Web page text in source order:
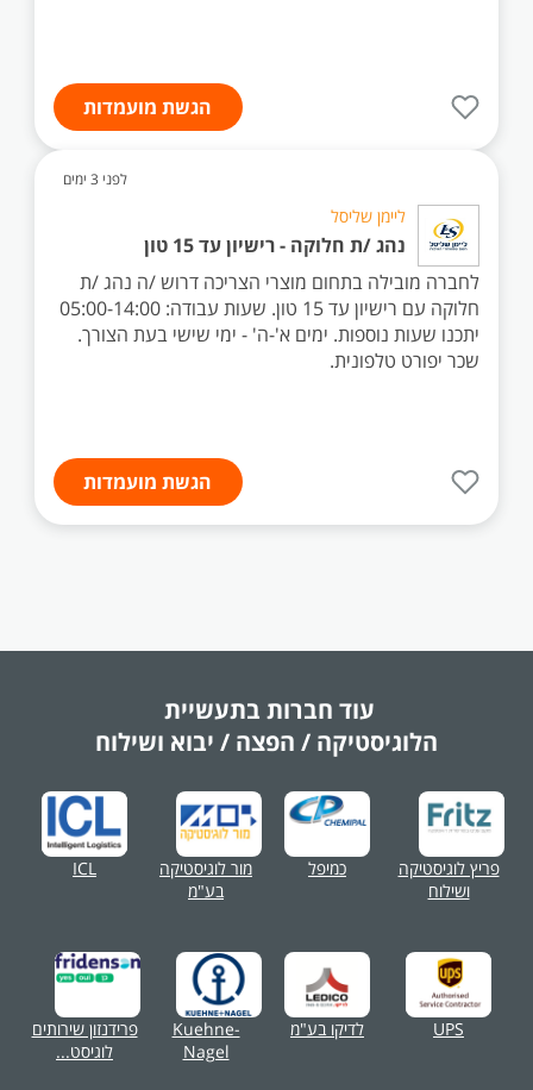
הגשת מועמדות
לפני 3 ימים
ליימן שליסל
נהג /ת חלוקה - רישיון עד 15 טון
לחברה מובילה בתחום מוצרי הצריכה דרוש /ה נהג /ת
חלוקה עם רישיון עד 15 טון. שעות עבודה: 05:00-14:00
יתכנו שעות נוספות. ימים א'-ה' - ימי שישי בעת הצורך.
שכר יפורט טלפונית.
הגשת מועמדות
עוד חברות בתעשיית
הלוגיסטיקה / הפצה / יבוא ושילוח
פריץ לוגיסטיקה
ושילוח
כמיפל
מור לוגיסטיקה
בע"מ
ICL
UPS לדיקו בע"מ
Kuehne-
Nagel
פרידנזון שירותים
לוגיסט...